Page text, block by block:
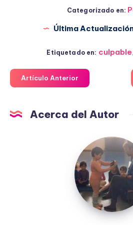
Categorizado en:
Última
Etiquetado en: culpable,
Artículo Anterior
Acerca del Autor
López
Moreno